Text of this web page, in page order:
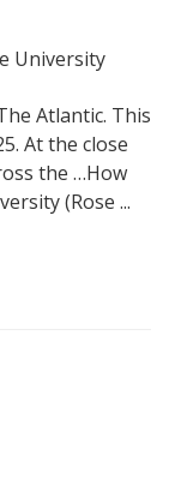
University
Atlantic. This
At the close
the …How
(Rose ...